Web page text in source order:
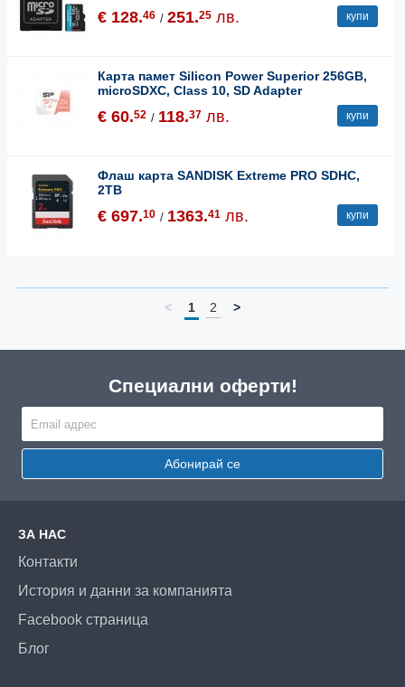
€ 128.46 / 251.25 лв. купи
Карта памет Silicon Power Superior 256GB,
microSDXC, Class 10, SD Adapter
€ 60.52 / 118.37 лв. купи
Флаш карта SANDISK Extreme PRO SDHC,
2TB
€ 697.10 / 1363.41 лв. купи
< 1 2 >
Специални оферти!
Абонирай се
ЗА НАС
Контакти
История и данни за компанията
Facebook страница
Блог